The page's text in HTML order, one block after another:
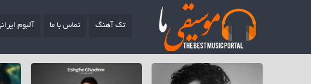
تک آهنگ تماس با ما آلبوم